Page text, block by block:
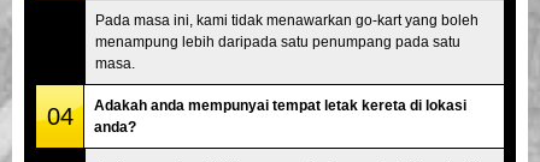
Pada masa ini, kami tidak menawarkan go-kart yang boleh
menampung lebih daripada satu penumpang pada satu
masa.
04
Adakah anda mempunyai tempat letak kereta di lokasi
anda?